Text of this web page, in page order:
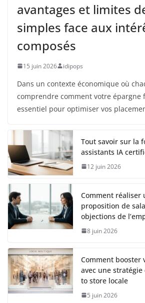
avantages et limites
simples face aux
composés
15 juin 2026 idipops
Dans un contexte économique où
comprendre comment votre épargne
essentiel pour optimiser vos
Tout savoir sur la
assistants IA
12 juin 2026
Comment réaliser
proposition de
objections de
8 juin 2026
Comment booster
avec une stratégie
to store locale
5 juin 2026